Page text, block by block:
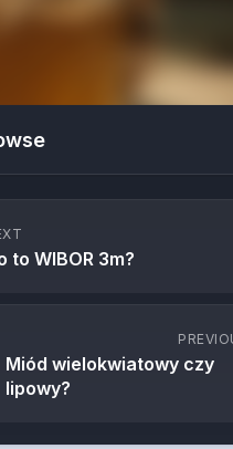
to WIBOR 3m?
Miód wielokwiatowy czy
lipowy?